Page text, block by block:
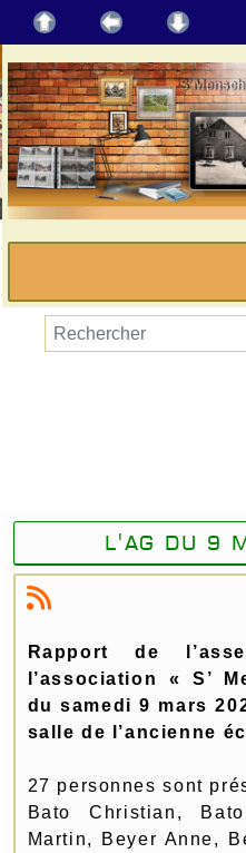
L'AG du 9
Rapport de
l’association « S’
du samedi 9 mars
salle de l’ancienne
27 personnes sont
Bato Christian,
Martin, Beyer Anne,